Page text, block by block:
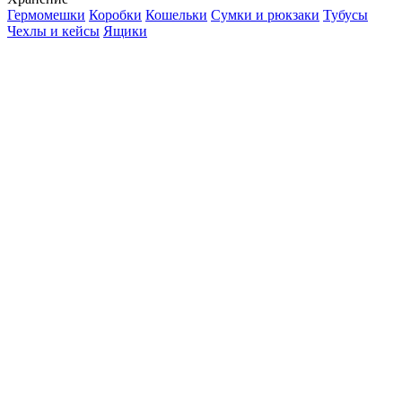
Гермомешки Коробки Кошельки Сумки и рюкзаки Тубусы
Чехлы и кейсы Ящики